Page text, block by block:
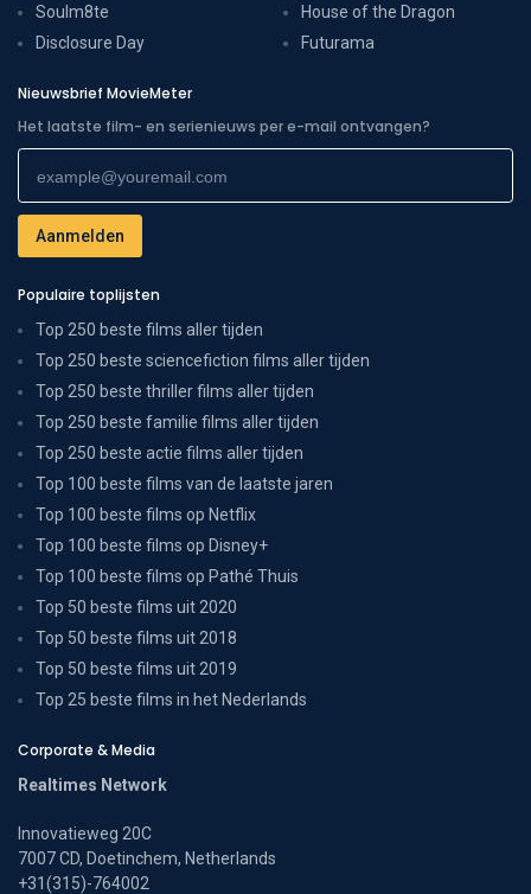
Soulm8te
Disclosure Day
House of the Dragon
Futurama
Nieuwsbrief MovieMeter
Het laatste film- en serienieuws per e-mail ontvangen?
Populaire toplijsten
Top 250 beste films aller tijden
Top 250 beste sciencefiction films aller tijden
Top 250 beste thriller films aller tijden
Top 250 beste familie films aller tijden
Top 250 beste actie films aller tijden
Top 100 beste films van de laatste jaren
Top 100 beste films op Netflix
Top 100 beste films op Disney+
Top 100 beste films op Pathé Thuis
Top 50 beste films uit 2020
Top 50 beste films uit 2018
Top 50 beste films uit 2019
Top 25 beste films in het Nederlands
Corporate & Media
Realtimes Network
Innovatieweg 20C
7007 CD, Doetinchem, Netherlands
+31(315)-764002